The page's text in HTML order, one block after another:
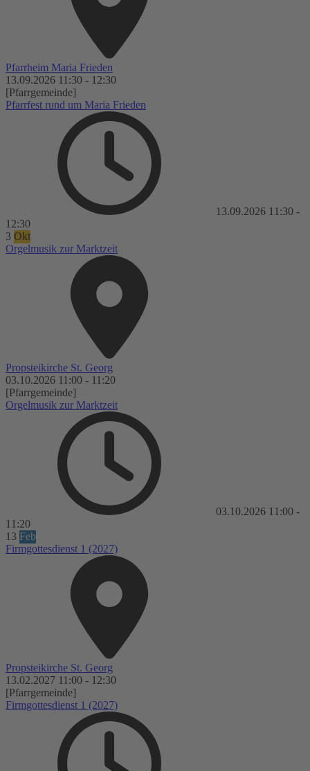
Pfarrheim Maria Frieden
13.09.2026 11:30 - 12:30
[Pfarrgemeinde]
Pfarrfest rund um Maria Frieden
13.09.2026 11:30 -
12:30
3 Okt
Orgelmusik zur Marktzeit
Propsteikirche St. Georg
03.10.2026 11:00 - 11:20
[Pfarrgemeinde]
Orgelmusik zur Marktzeit
03.10.2026 11:00 -
11:20
13 Feb
Firmgottesdienst 1 (2027)
Propsteikirche St. Georg
13.02.2027 11:00 - 12:30
[Pfarrgemeinde]
Firmgottesdienst 1 (2027)